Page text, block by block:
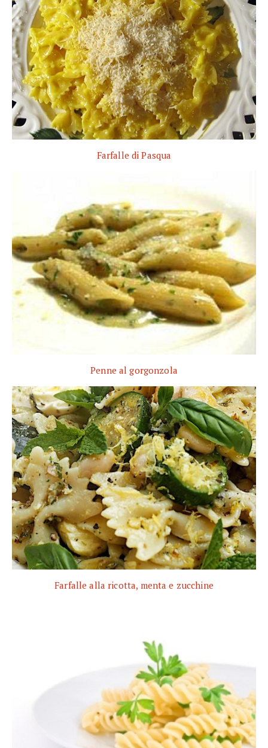
Farfalle di Pasqua
Penne al gorgonzola
Farfalle alla ricotta, menta e zucchine